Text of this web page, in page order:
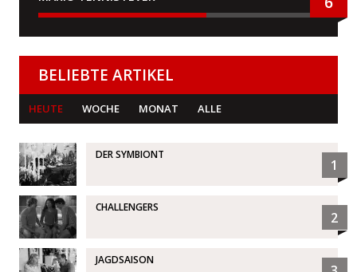
BELIEBTE ARTIKEL
HEUTE WOCHE MONAT ALLE
DER SYMBIONT
1
CHALLENGERS
2
JAGDSAISON